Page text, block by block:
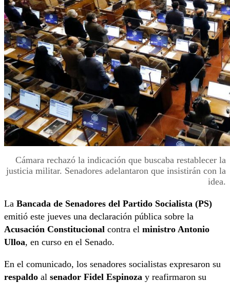
Cámara rechazó la indicación que buscaba restablecer la
justicia militar. Senadores adelantaron que insistirán con la
idea.
La Bancada de Senadores del Partido Socialista (PS)
emitió este jueves una declaración pública sobre la
Acusación Constitucional contra el ministro Antonio
Ulloa, en curso en el Senado.
En el comunicado, los senadores socialistas expresaron su
respaldo al senador Fidel Espinoza y reafirmaron su